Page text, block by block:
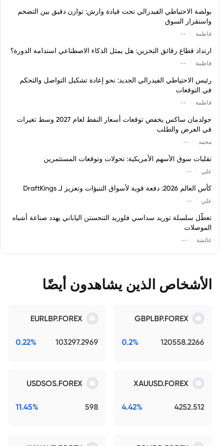
بولصة الاحتياطي الفيدرالي تحت قيادة وارش: توازن دقيق بين التضخم
واستقرار السوق
فاطمة --
ارتداد قطاع رقائق التخزين: هل يمثل الذكاء الاصطناعي استدامة الدورة؟
فاطمة --
رئيس الاحتياطي الفيدرالي الجديد: نحو إعادة تشكيل التواصل والتحكم
في التوقعات
فاطمة --
جولدمان ساكس يخفض توقعات أسعار النفط لعام 2027 وسط تغيرات
في العرض والطلب
محمد --
تقلبات سوق الأسهم الأمريكية: تحولات وتوقعات المستثمرين
علي --
كأس العالم 2026: دفعة قوية لأسواق التنبؤات وتعزيز لـ DraftKings
علي --
تعطّل سلسلة توريد سداسي فلوريد التنجستن الياباني يهدد صناعة أشباه
الموصلات
عائشة --
الأشخاص الذين يشاهدون أيضًا
GBPLBP.FOREX
120558.2266
0.2%
EURLBP.FOREX
103297.2969
0.22%
XAUUSD.FOREX
4252.512
4.42%
USDSOS.FOREX
598
11.45%